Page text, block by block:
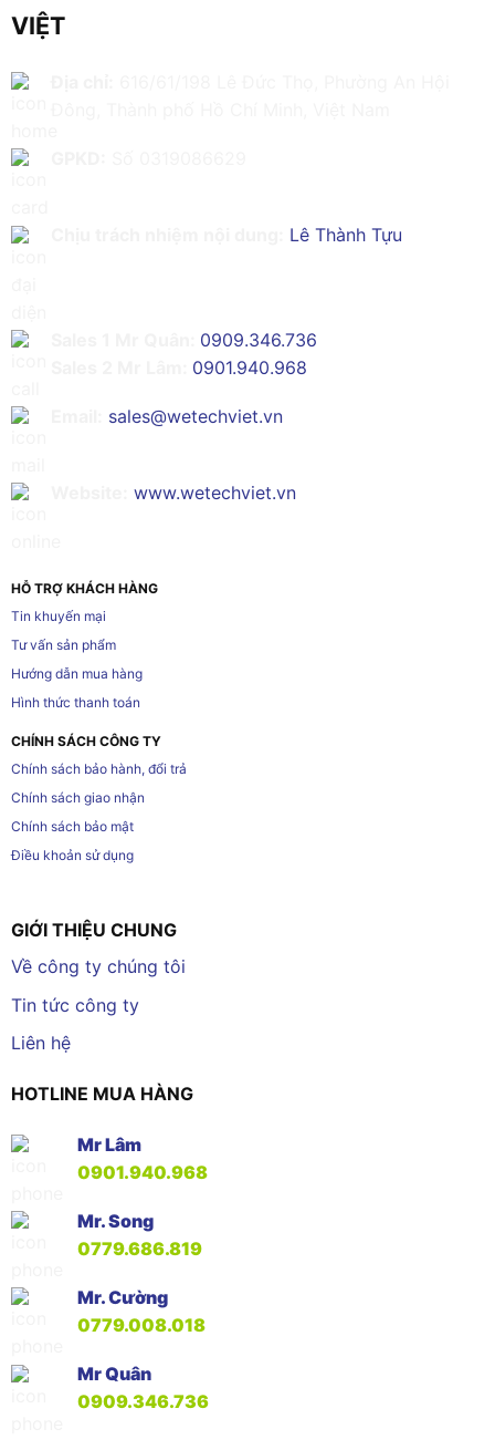
VIỆT
Lê Thành Tựu
0909.346.736
0901.940.968
sales@wetechviet.vn
www.wetechviet.vn
HỖ TRỢ KHÁCH HÀNG
Tin khuyến mại
Tư vấn sản phẩm
Hướng dẫn mua hàng
Hình thức thanh toán
CHÍNH SÁCH CÔNG TY
Chính sách bảo hành, đổi trả
Chính sách giao nhận
Chính sách bảo mật
Điều khoản sử dụng
GIỚI THIỆU CHUNG
Về công ty chúng tôi
Tin tức công ty
Liên hệ
HOTLINE MUA HÀNG
Mr Lâm
0901.940.968
Mr. Song
0779.686.819
Mr. Cường
0779.008.018
Mr Quân
0909.346.736